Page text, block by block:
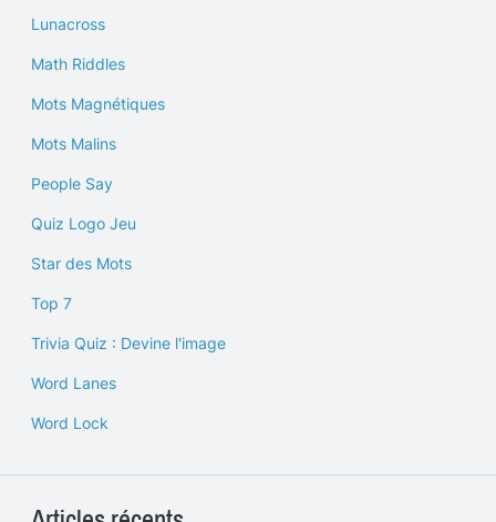
Lunacross
Math Riddles
Mots Magnétiques
Mots Malins
People Say
Quiz Logo Jeu
Star des Mots
Top 7
Trivia Quiz : Devine l'image
Word Lanes
Word Lock